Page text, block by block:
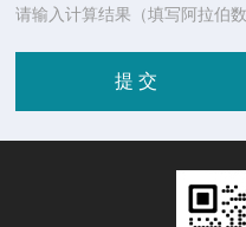
请输入计算结果（填写阿拉伯